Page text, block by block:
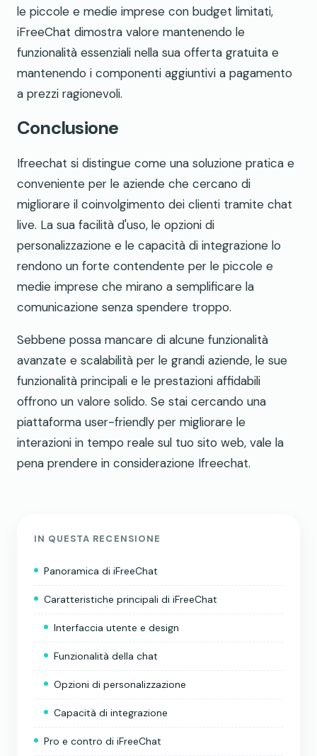
le piccole e medie imprese con budget limitati,
iFreeChat dimostra valore mantenendo le
funzionalità essenziali nella sua offerta gratuita e
mantenendo i componenti aggiuntivi a pagamento
a prezzi ragionevoli.
Conclusione
Ifreechat si distingue come una soluzione pratica e
conveniente per le aziende che cercano di
migliorare il coinvolgimento dei clienti tramite chat
live. La sua facilità d'uso, le opzioni di
personalizzazione e le capacità di integrazione lo
rendono un forte contendente per le piccole e
medie imprese che mirano a semplificare la
comunicazione senza spendere troppo.
Sebbene possa mancare di alcune funzionalità
avanzate e scalabilità per le grandi aziende, le sue
funzionalità principali e le prestazioni affidabili
offrono un valore solido. Se stai cercando una
piattaforma user-friendly per migliorare le
interazioni in tempo reale sul tuo sito web, vale la
pena prendere in considerazione Ifreechat.
IN QUESTA RECENSIONE
Panoramica di iFreeChat
Caratteristiche principali di iFreeChat
Interfaccia utente e design
Funzionalità della chat
Opzioni di personalizzazione
Capacità di integrazione
Pro e contro di iFreeChat